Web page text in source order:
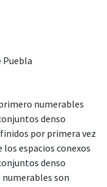
Puebla
numerables
denso
por primera vez
espacios conexos
denso
son